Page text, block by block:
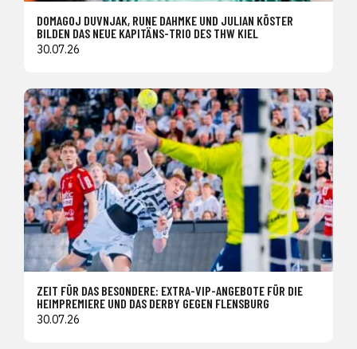
DOMAGOJ DUVNJAK, RUNE DAHMKE UND JULIAN KÖSTER
BILDEN DAS NEUE KAPITÄNS-TRIO DES THW KIEL
30.07.26
ZEIT FÜR DAS BESONDERE: EXTRA-VIP-ANGEBOTE FÜR DIE
HEIMPREMIERE UND DAS DERBY GEGEN FLENSBURG
30.07.26